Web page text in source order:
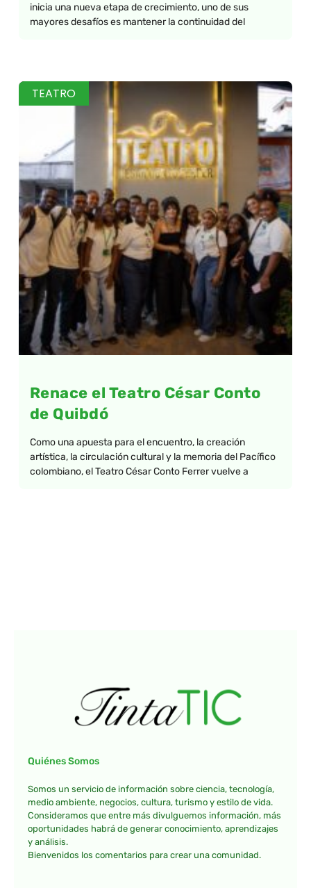
inicia una nueva etapa de crecimiento, uno de sus
mayores desafíos es mantener la continuidad del
TEATRO
Renace el Teatro César Conto
de Quibdó
Como una apuesta para el encuentro, la creación
artística, la circulación cultural y la memoria del Pacífico
colombiano, el Teatro César Conto Ferrer vuelve a
Quiénes Somos
Somos un servicio de información sobre ciencia, tecnología,
medio ambiente, negocios, cultura, turismo y estilo de vida.
Consideramos que entre más divulguemos información, más
oportunidades habrá de generar conocimiento, aprendizajes
y análisis.
Bienvenidos los comentarios para crear una comunidad.